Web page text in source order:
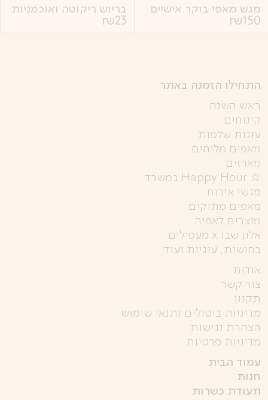
מגש מאפי בוקר אישיים
150
₪
בריוש ריקוטה ואוכמניות
23
₪
התחילו הזמנה באתר
ראש השנה
קינוחים
עוגות שלמות
מאפים מלוחים
מארזים
☆ Happy Hour במשרד
מגשי אירוח
מאפים מתוקים
מוצרים לאפיה
אלון שבו x מעפילים
בחושות, עוגיות ועוד
אודות
צור קשר
תקנון
מדיניות ביטולים ותנאי שימוש
הצהרת נגישות
מדיניות פרטיות
עמוד הבית
חנות
תעודת כשרות